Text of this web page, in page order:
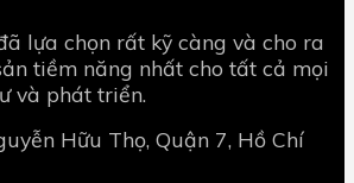
lựa chọn rất kỹ càng và cho ra
tiềm năng nhất cho tất cả mọi
và phát triển.
Hữu Thọ, Quận 7, Hồ Chí